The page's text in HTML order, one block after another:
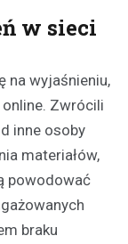
w sieci
na wyjaśnieniu,
Zwrócili
inne osoby
materiałów,
powodować
braku